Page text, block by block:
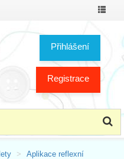
Přihlášení
Registrace
Aplikace reflexní